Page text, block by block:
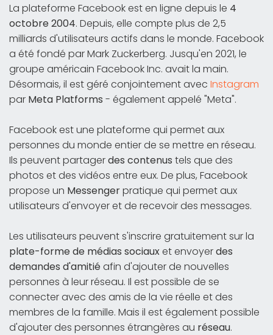
La plateforme Facebook est en ligne depuis le 4
octobre 2004. Depuis, elle compte plus de 2,5
milliards d'utilisateurs actifs dans le monde. Facebook
a été fondé par Mark Zuckerberg. Jusqu'en 2021, le
groupe américain Facebook Inc. avait la main.
Désormais, il est géré conjointement avec Instagram
par Meta Platforms - également appelé "Meta".
Facebook est une plateforme qui permet aux
personnes du monde entier de se mettre en réseau.
Ils peuvent partagerdes contenus tels que des
photos et des vidéos entre eux. De plus, Facebook
propose un Messengerpratique qui permet aux
utilisateurs d'envoyer et de recevoir des messages.
Les utilisateurs peuvent s'inscrire gratuitement sur la
plate-forme de médias sociauxet envoyerdes
demandes d'amitiéafin d'ajouter de nouvelles
personnes à leur réseau. Il est possible de se
connecter avec des amis de la vie réelle et des
membres de la famille. Mais il est également possible
d'ajouter des personnes étrangères au réseau.